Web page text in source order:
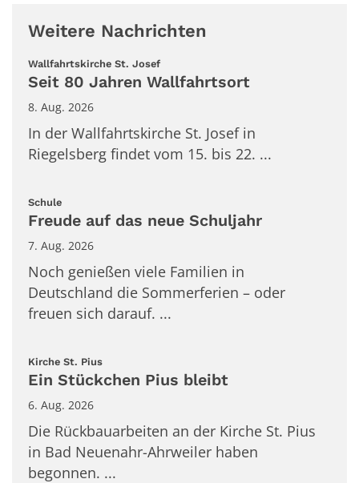
Weitere Nachrichten
Wallfahrtskirche St. Josef:
Seit 80 Jahren Wallfahrtsort
8. Aug. 2026
In der Wallfahrtskirche St. Josef in
Riegelsberg findet vom 15. bis 22. ...
Schule:
Freude auf das neue Schuljahr
7. Aug. 2026
Noch genießen viele Familien in
Deutschland die Sommerferien – oder
freuen sich darauf. ...
Kirche St. Pius:
Ein Stückchen Pius bleibt
6. Aug. 2026
Die Rückbauarbeiten an der Kirche St. Pius
in Bad Neuenahr-Ahrweiler haben
begonnen. ...